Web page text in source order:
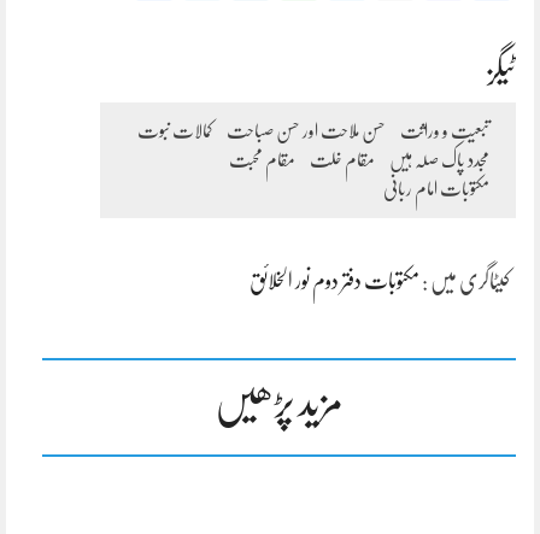
ٹیگز
تبعیت و وراثت حسن ملاحت اور حسن صباحت
کمالات نبوت
مجدد پاک صلہ ہیں
مقام خلت
مقام محبت
مکتوبات امام ربانی
کیٹاگری میں : مکتوبات دفتر دوم نور الخلائق
مزید پڑھیں